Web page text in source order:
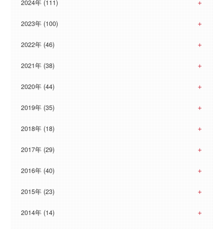
2024年 (111)
2023年 (100)
2022年 (46)
2021年 (38)
2020年 (44)
2019年 (35)
2018年 (18)
2017年 (29)
2016年 (40)
2015年 (23)
2014年 (14)